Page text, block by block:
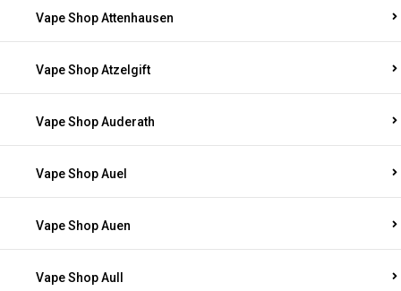
Vape Shop Attenhausen
Vape Shop Atzelgift
Vape Shop Auderath
Vape Shop Auel
Vape Shop Auen
Vape Shop Aull